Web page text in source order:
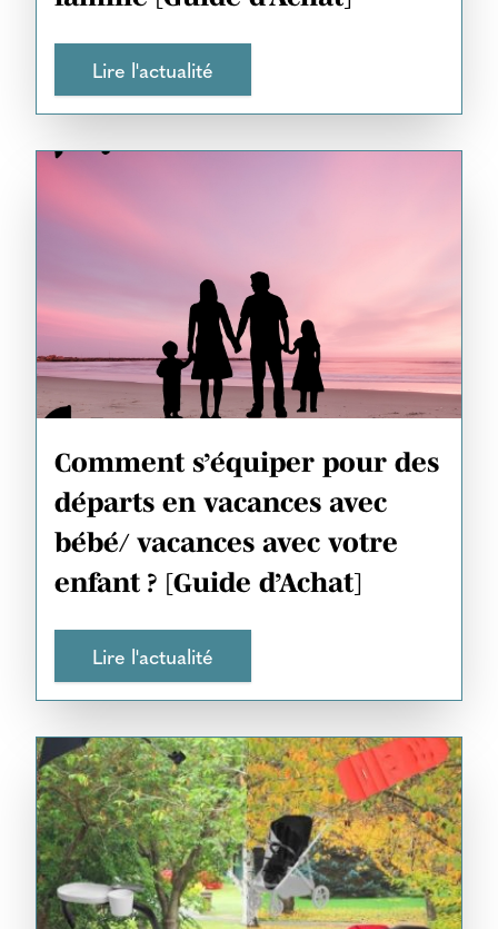
Lire l'actualité
Comment s’équiper pour des
départs en vacances avec
bébé/ vacances avec votre
enfant ? [Guide d’Achat]
Lire l'actualité